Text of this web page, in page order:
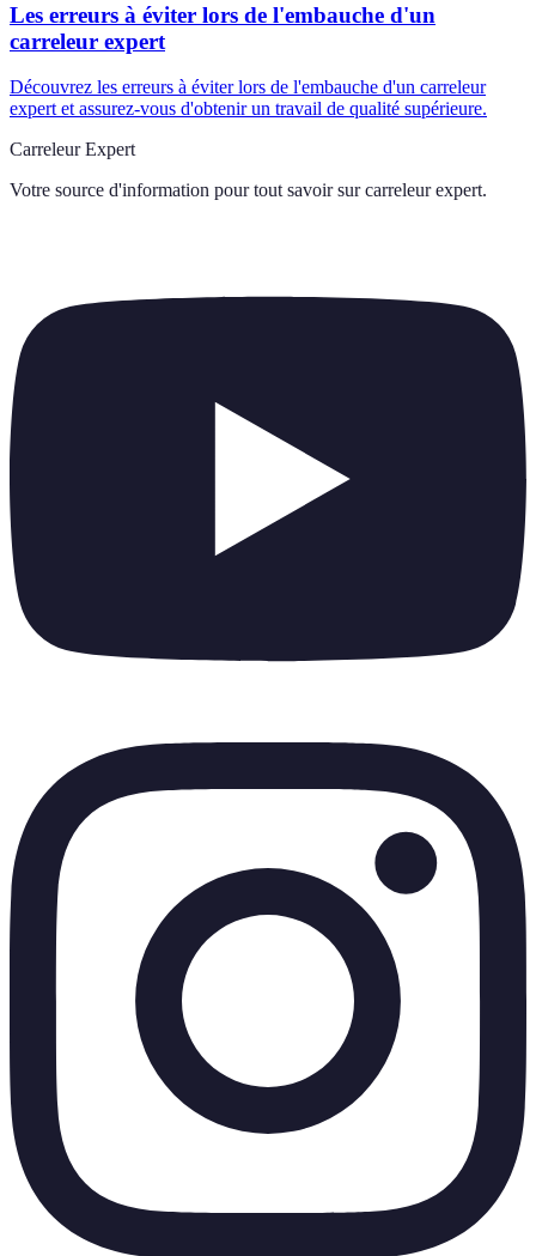
Les erreurs à éviter lors de l'embauche d'un
carreleur expert
Découvrez les erreurs à éviter lors de l'embauche d'un carreleur
expert et assurez-vous d'obtenir un travail de qualité supérieure.
Carreleur Expert
Votre source d'information pour tout savoir sur carreleur expert.